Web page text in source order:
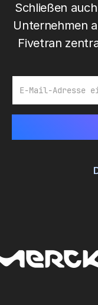
Schließen
Unternehmen
Fivetran